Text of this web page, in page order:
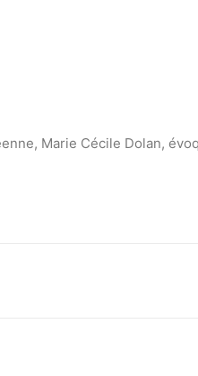
Marie Cécile Dolan,